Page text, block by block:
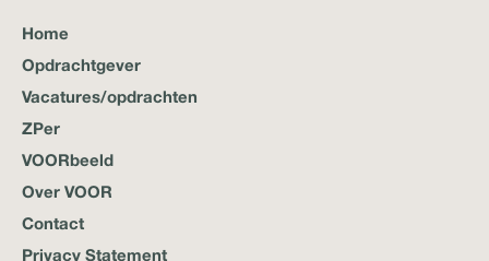
Home
Opdrachtgever
Vacatures/opdrachten
ZPer
VOORbeeld
Over VOOR
Contact
Privacy Statement